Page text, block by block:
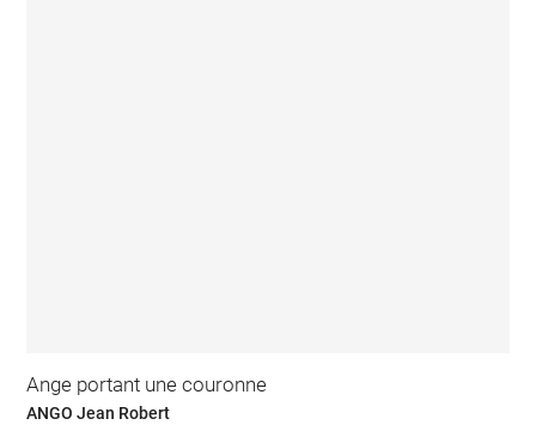
Ange portant une couronne
ANGO Jean Robert